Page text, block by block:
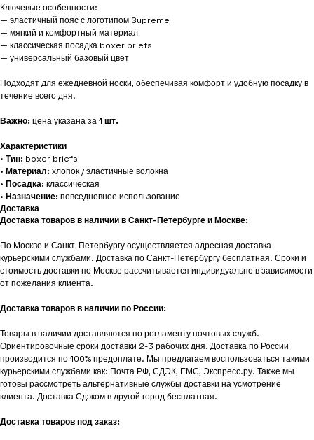
Ключевые особенности:
— эластичный пояс с логотипом Supreme
— мягкий и комфортный материал
— классическая посадка boxer briefs
— универсальный базовый цвет
Подходят для ежедневной носки, обеспечивая комфорт и удобную посадку в
течение всего дня.
Важно: цена указана за1 шт.
Характеристики
• Тип: boxer briefs
• Материал: хлопок / эластичные волокна
• Посадка: классическая
• Назначение: повседневное использование
Доставка
Доставка товаров в наличии в Санкт-Петербурге и Москве:
По Москве и Санкт-Петербургу осуществляется адресная доставка
курьерскими службами. Доставка по Санкт-Петербургу бесплатная. Сроки и
стоимость доставки по Москве рассчитывается индивидуально в зависимости
от пожелания клиента.
Доставка товаров в наличии по России:
Товары в наличии доставляются по регламенту почтовых служб.
Ориентировочные сроки доставки 2-3 рабочих дня. Доставка по России
производится по 100% предоплате. Мы предлагаем воспользоваться такими
курьерскими службами как: Почта РФ, СДЭК, ЕМС, Экспресс.ру. Также мы
готовы рассмотреть альтернативные службы доставки на усмотрение
клиента. Доставка Сдэком в другой город бесплатная.
Доставка товаров под заказ: